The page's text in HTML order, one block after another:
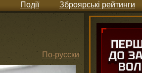
Події Зброярські рейтинги
По-русски